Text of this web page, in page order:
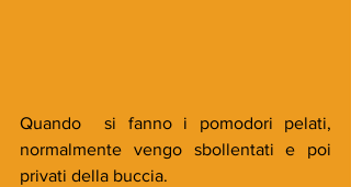
Quando  si fanno i pomodori pelati,
normalmente vengo sbollentati e poi
privati della buccia.